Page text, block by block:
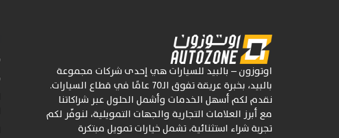
اوتوزون– بالبيد للسياراتهي إحدى شركاتمجموعة
بالبيد، بخبرة عريقة تفوقالـ70
عامًا في قطاع السيارات.
نقدم لكم أسهل الخدمات وأشمل الحلول عبر شراكاتنا
مع أبرز العلامات التجارية والجهات التمويلية، لنوفّر لكم
تجربة شراء استثنائية، تشمل خيارات تمويل مبتكرة